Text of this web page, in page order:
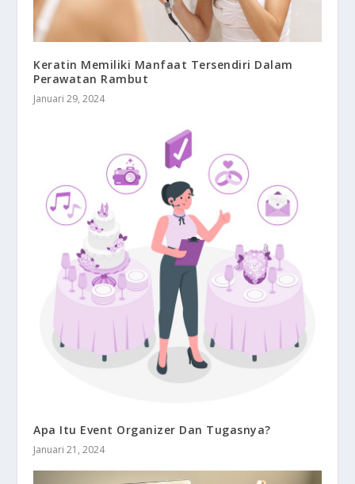
Keratin Memiliki Manfaat Tersendiri Dalam
Perawatan Rambut
Januari 29, 2024
Apa Itu Event Organizer Dan Tugasnya?
Januari 21, 2024